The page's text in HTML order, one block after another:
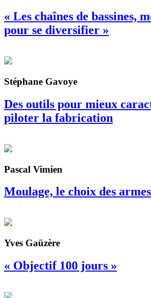
« Les chaînes de bassines,
pour se diversifier »
Stéphane Gavoye
Des outils pour mieux
piloter la fabrication
Pascal Vimien
Moulage, le choix des armes
Yves Gaüzère
« Objectif 100 jours »